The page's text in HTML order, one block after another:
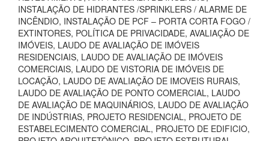
INSTALAÇÃO DE HIDRANTES /SPRINKLERS / ALARME DE
INCÊNDIO, INSTALAÇÃO DE PCF – PORTA CORTA FOGO /
EXTINTORES, POLÍTICA DE PRIVACIDADE, AVALIAÇÃO DE
IMÓVEIS, LAUDO DE AVALIAÇÃO DE IMÓVEIS
RESIDENCIAIS, LAUDO DE AVALIAÇÃO DE IMÓVEIS
COMERCIAIS, LAUDO DE VISTORIA DE IMÓVEIS DE
LOCAÇÃO, LAUDO DE AVALIAÇÃO DE IMOVEIS RURAIS,
LAUDO DE AVALIAÇÃO DE PONTO COMERCIAL, LAUDO
DE AVALIAÇÃO DE MAQUINÁRIOS, LAUDO DE AVALIAÇÃO
DE INDÚSTRIAS, PROJETO RESIDENCIAL, PROJETO DE
ESTABELECIMENTO COMERCIAL, PROJETO DE EDIFICIO,